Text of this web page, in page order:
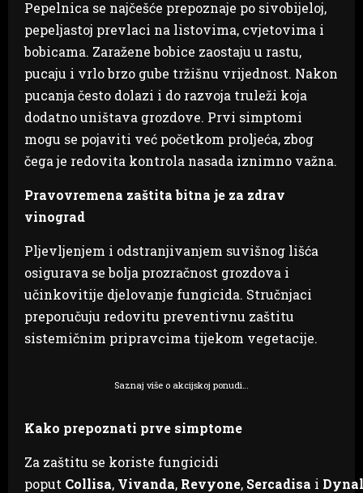
Pepelnica se najčešće prepoznaje po sivobijeloj,
pepeljastoj prevlaci na listovima, cvjetovima i
bobicama. Zaražene bobice zaostaju u rastu,
pucaju i vrlo brzo gube tržišnu vrijednost. Nakon
pucanja često dolazi i do razvoja truleži koja
dodatno uništava grozdove. Prvi simptomi
mogu se pojaviti već početkom proljeća, zbog
čega je redovita kontrola nasada iznimno važna.
Pravovremena zaštita bitna je za zdrav
vinograd
Pljevljenjem i odstranjivanjem suvišnog lišća
osigurava se bolja prozračnost grozdova i
učinkovitije djelovanje fungicida. Stručnjaci
preporučuju redovitu preventivnu zaštitu
sistemičnim pripravcima tijekom vegetacije.
Saznaj više o akcijskoj ponudi…
Kako prepoznati prve simptome
Za zaštitu se koriste fungicidi
poput Collisa, Vivanda, Revyone, Sercadisa i